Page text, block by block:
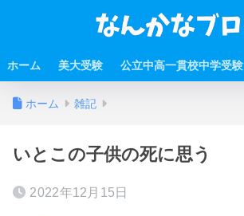
ホーム 美大受験 公立中高一貫校中学受験
ホーム 雑記
いとこの子供の死に思う
2022年12月15日